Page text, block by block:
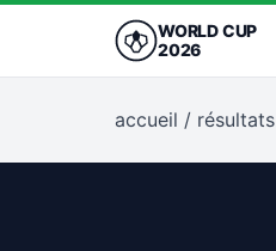
WORLD CUP
2026
accueil / résultats